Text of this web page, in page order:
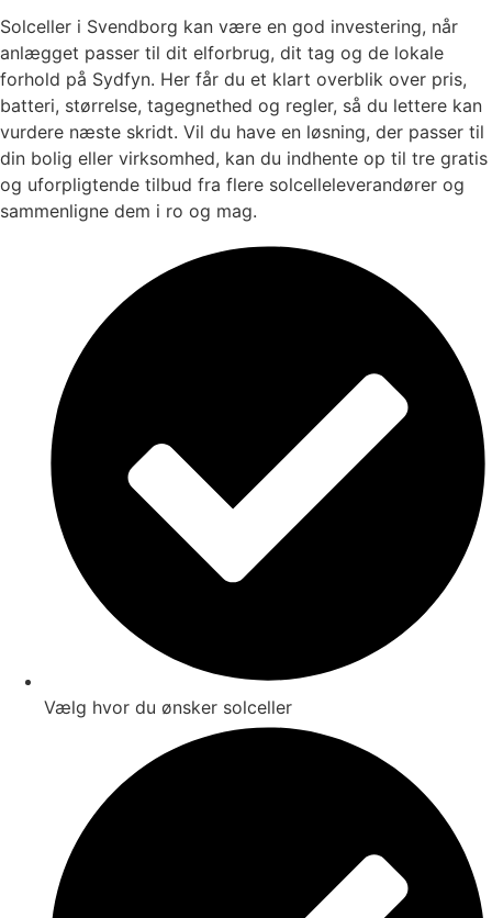
Solceller i Svendborg kan være en god investering, når
anlægget passer til dit elforbrug, dit tag og de lokale
forhold på Sydfyn. Her får du et klart overblik over pris,
batteri, størrelse, tagegnethed og regler, så du lettere kan
vurdere næste skridt. Vil du have en løsning, der passer til
din bolig eller virksomhed, kan du indhente op til tre gratis
og uforpligtende tilbud fra flere solcelleleverandører og
sammenligne dem i ro og mag.
Vælg hvor du ønsker solceller